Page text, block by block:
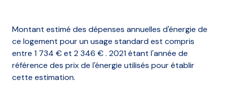
Montant estimé des dépenses annuelles d'énergie de
ce logement pour un usage standard est compris
entre 1 734 € et 2 346 € . 2021 étant l'année de
référence des prix de l'énergie utilisés pour établir
cette estimation.